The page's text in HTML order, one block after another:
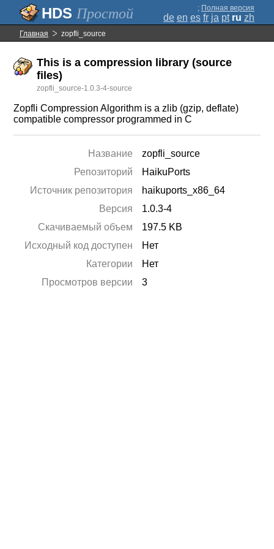
Простой ; Полная версия
de en es fr ja pt ru zh
Главная zopfli_source
This is a compression library (source
files)
zopfli_source-1.0.3-4-source
Zopfli Compression Algorithm is a zlib (gzip, deflate)
compatible compressor programmed in C
Название
zopfli_source
Репозиторий
HaikuPorts
Источник репозитория
haikuports_x86_64
Версия
1.0.3-4
Скачиваемый объем
197.5 KB
Исходный код доступен
Нет
Категории
Нет
Просмотров версии
3